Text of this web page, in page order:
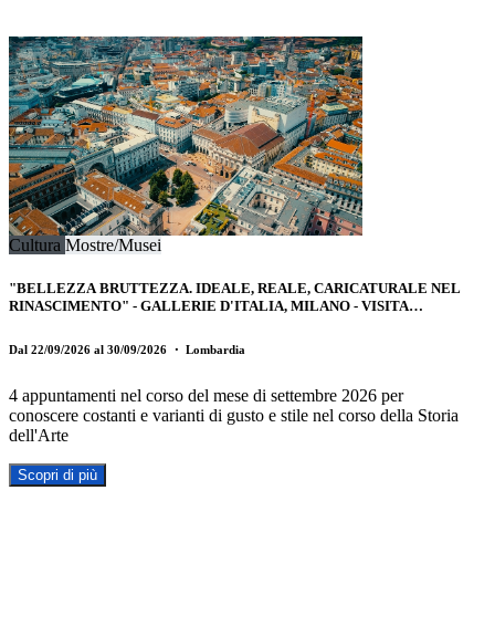
Cultura Mostre/Musei
"BELLEZZA BRUTTEZZA. IDEALE, REALE, CARICATURALE NEL
RINASCIMENTO" - GALLERIE D'ITALIA, MILANO - VISITA
Dal 22/09/2026 al 30/09/2026 ・ Lombardia
4 appuntamenti nel corso del mese di settembre 2026 per
conoscere costanti e varianti di gusto e stile nel corso della Storia
dell'Arte
Scopri di più